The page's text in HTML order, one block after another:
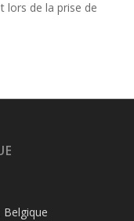
lors de la prise de
Belgique